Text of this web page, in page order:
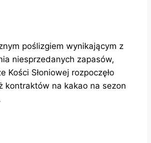
poślizgiem wynikającym z
niesprzedanych zapasów,
Kości Słoniowej rozpoczęło
kontraktów na kakao na sezon